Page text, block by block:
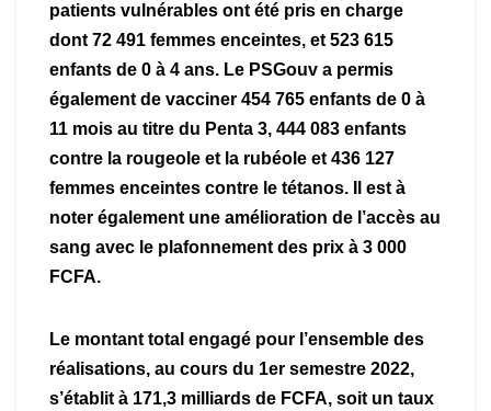
patients vulnérables ont été pris en charge
dont 72 491 femmes enceintes, et 523 615
enfants de 0 à 4 ans. Le PSGouv a permis
également de vacciner 454 765 enfants de 0 à
11 mois au titre du Penta 3, 444 083 enfants
contre la rougeole et la rubéole et 436 127
femmes enceintes contre le tétanos. Il est à
noter également une amélioration de l’accès au
sang avec le plafonnement des prix à 3 000
FCFA.
Le montant total engagé pour l’ensemble des
réalisations, au cours du 1er semestre 2022,
s’établit à 171,3 milliards de FCFA, soit un taux